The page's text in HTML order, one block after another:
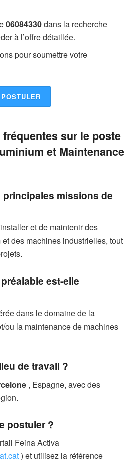
06084330dans la recherche
à l’offre détaillée.
pour soumettre votre
POSTULER
sur le poste
et Maintenance
principales missions de
et de maintenir des
des machines industrielles, tout
est-elle
dans le domaine de la
ou la maintenance de machines
de travail ?
, Espagne, avec des
postuler ?
Feina Activa
) et utilisez la référence